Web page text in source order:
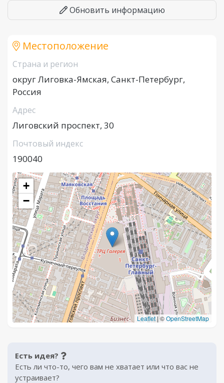
Обновить информацию
Местоположение
Страна и регион
округ Лиговка-Ямская, Санкт-Петербург,
Россия
Адрес
Лиговский проспект, 30
Почтовый индекс
190040
+
−
Leaflet |©OpenStreetMap
Есть идея?
Есть ли что-то, чего вам не хватает или что вас не
устраивает?